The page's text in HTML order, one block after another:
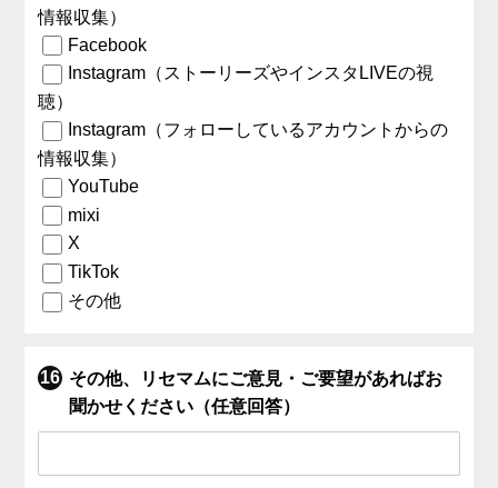
情報収集）
Facebook
Instagram（ストーリーズやインスタLIVEの視
聴）
Instagram（フォローしているアカウントからの
情報収集）
YouTube
mixi
X
TikTok
その他
その他、リセマムにご意見・ご要望があればお
聞かせください（任意回答）